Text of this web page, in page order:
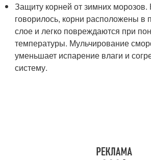
Защиту корней от зимних морозов.
говорилось, корни расположены в
слое и легко повреждаются при
температуры. Мульчирование
уменьшает испарение влаги и
систему.